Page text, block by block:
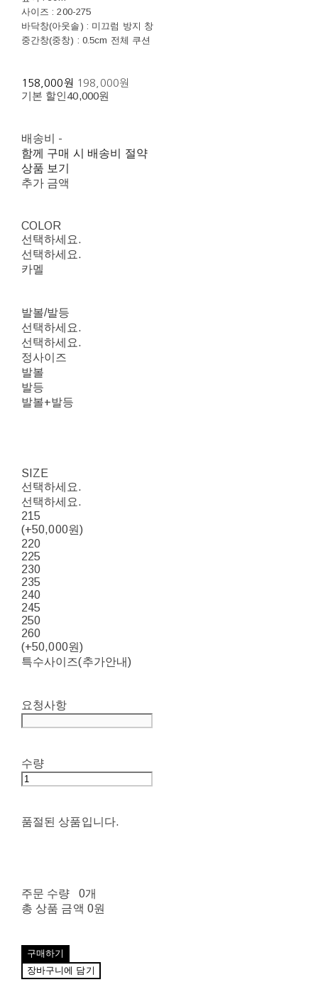
사이즈 : 200-275
바닥창(아웃솔) : 미끄럼 방지 창
중간창(중창) : 0.5cm 전체 쿠션
158,000원 198,000원
기본 할인40,000원
배송비 -
함께 구매 시 배송비 절약
상품 보기
추가 금액
COLOR
선택하세요.
선택하세요.
카멜
발볼/발등
선택하세요.
선택하세요.
정사이즈
발볼
발등
발볼+발등
SIZE
선택하세요.
선택하세요.
215
(+50,000원)
220
225
230
235
240
245
250
260
(+50,000원)
특수사이즈(추가안내)
요청사항
수량
품절된 상품입니다.
주문 수량
0개
총 상품 금액 0원
구매하기
장바구니에 담기